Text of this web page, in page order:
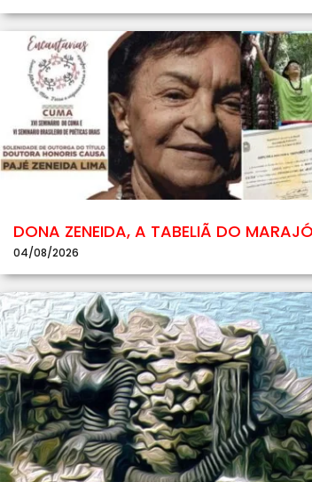
DONA ZENEIDA, A TABELIÃ DO
04/08/2026